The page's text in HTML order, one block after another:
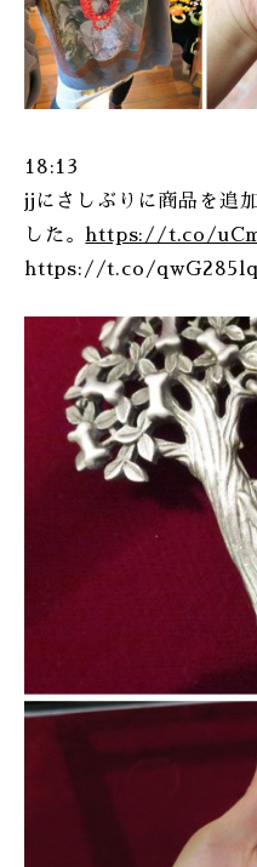
18:13
jjにさしぶりに商品を追
した。
https://t.co/
https://t.co/